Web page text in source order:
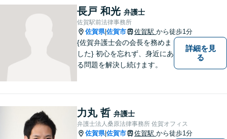
など幅広く対応しております
ので、まずはお気軽にご相談
下さい。【JR佐賀駅1分】
【子連れ相談可】
長戸 和光 弁護士
佐賀駅前法律事務所
佐賀県|佐賀市 佐賀駅 から徒歩1分
{佐賀弁護士会の会長を務めま
した} 初心を忘れず、身近にあ
る問題を解決し続けます。
詳細を見
る
力丸 哲 弁護士
弁護士法人桑原法律事務所 佐賀オフィス
佐賀県|佐賀市 佐賀駅 から徒歩1分